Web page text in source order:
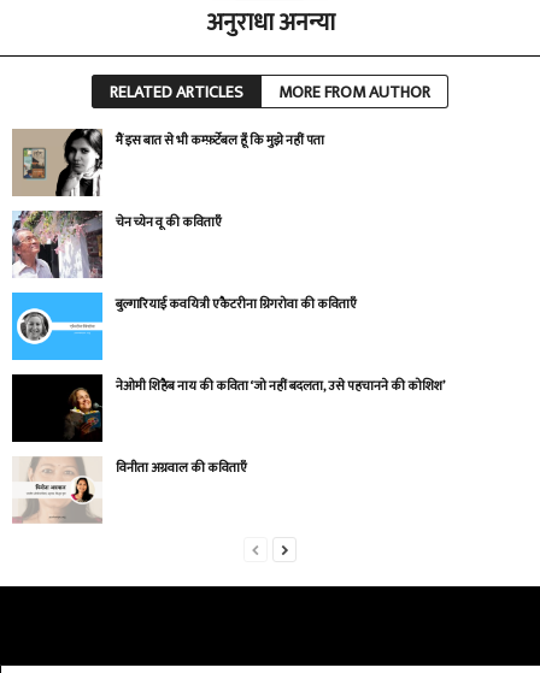
अनुराधा अनन्या
RELATED ARTICLES MORE FROM AUTHOR
मैं इस बात से भी कम्फ़र्टेबल हूँ कि मुझे नहीं पता
चेन च्येन वू की कविताएँ
बुल्गारियाई कवयित्री एकैटरीना ग्रिगरोवा की कविताएँ
नेओमी शिहैब नाय की कविता ‘जो नहीं बदलता, उसे पहचानने की कोशिश’
विनीता अग्रवाल की कविताएँ